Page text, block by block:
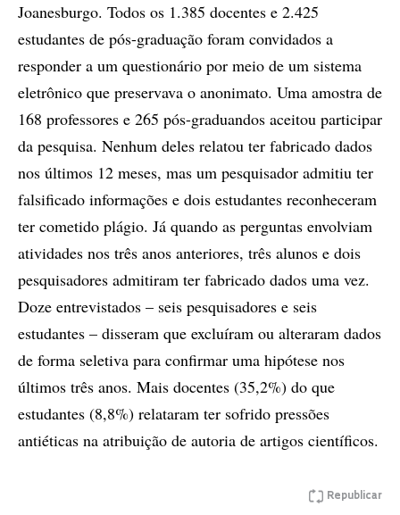
Joanesburgo. Todos os 1.385 docentes e 2.425
estudantes de pós-graduação foram convidados a
responder a um questionário por meio de um sistema
eletrônico que preservava o anonimato. Uma amostra de
168 professores e 265 pós-graduandos aceitou participar
da pesquisa. Nenhum deles relatou ter fabricado dados
nos últimos 12 meses, mas um pesquisador admitiu ter
falsificado informações e dois estudantes reconheceram
ter cometido plágio. Já quando as perguntas envolviam
atividades nos três anos anteriores, três alunos e dois
pesquisadores admitiram ter fabricado dados uma vez.
Doze entrevistados – seis pesquisadores e seis
estudantes – disseram que excluíram ou alteraram dados
de forma seletiva para confirmar uma hipótese nos
últimos três anos. Mais docentes (35,2%) do que
estudantes (8,8%) relataram ter sofrido pressões
antiéticas na atribuição de autoria de artigos científicos.
Republicar